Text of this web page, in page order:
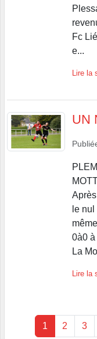
Fc
e...
Lire la
UN
le
0à0 à
La
Lire la
1 2 3